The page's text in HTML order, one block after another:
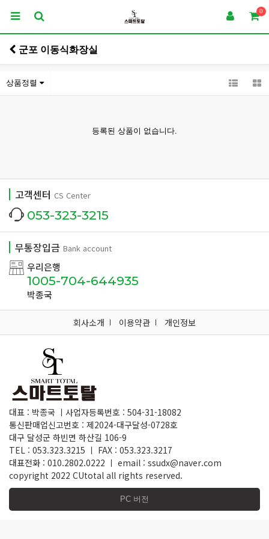
0
군포 이동식화장실
상품정렬
등록된 상품이 없습니다.
고객센터 CS Center
053-323-3215
무통장입금 Bank account
우리은행
1005-704-644935
박종국
회사소개 이용약관 개인정보
대표 : 박종국 ㅣ사업자등록번호 : 504-31-18082
통신판매업신고번호 : 제2024-대구달성-0728호
대구 달성군 하빈면 하산길 106-9
TEL : 053.323.3215 ㅣ FAX : 053.323.3217
대표전화 : 010.2802.0222 ㅣ email : ssudx@naver.com
copyright 2022 CUtotal all rights reserved.
PC 버전